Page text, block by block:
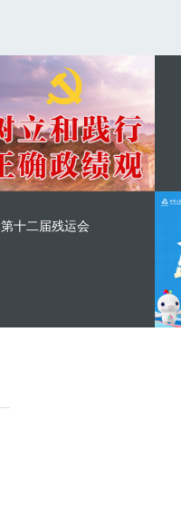
第十二届残运会